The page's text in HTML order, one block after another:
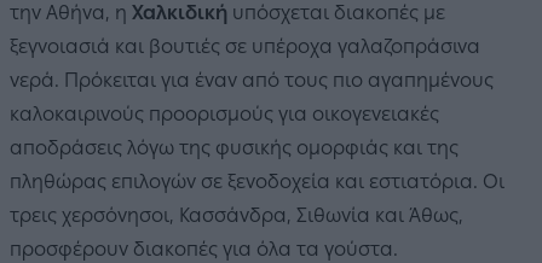
την Αθήνα, η Χαλκιδική υπόσχεται διακοπές με
ξεγνοιασιά και βουτιές σε υπέροχα γαλαζοπράσινα
νερά. Πρόκειται για έναν από τους πιο αγαπημένους
καλοκαιρινούς προορισμούς για οικογενειακές
αποδράσεις λόγω της φυσικής ομορφιάς και της
πληθώρας επιλογών σε ξενοδοχεία και εστιατόρια. Οι
τρεις χερσόνησοι, Κασσάνδρα, Σιθωνία και Άθως,
προσφέρουν διακοπές για όλα τα γούστα.